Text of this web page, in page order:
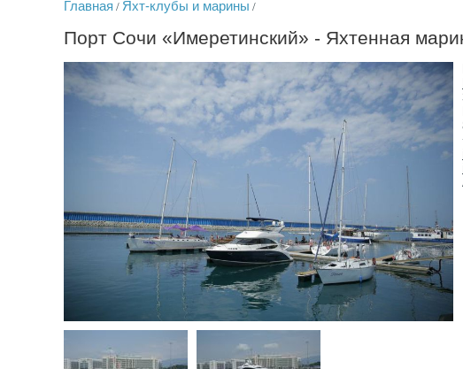
Главная / Яхт-клубы и марины /
Порт Сочи «Имеретинский» - Яхтенная